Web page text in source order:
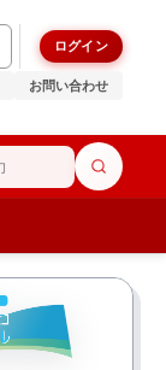
ログイン
お問い合わせ